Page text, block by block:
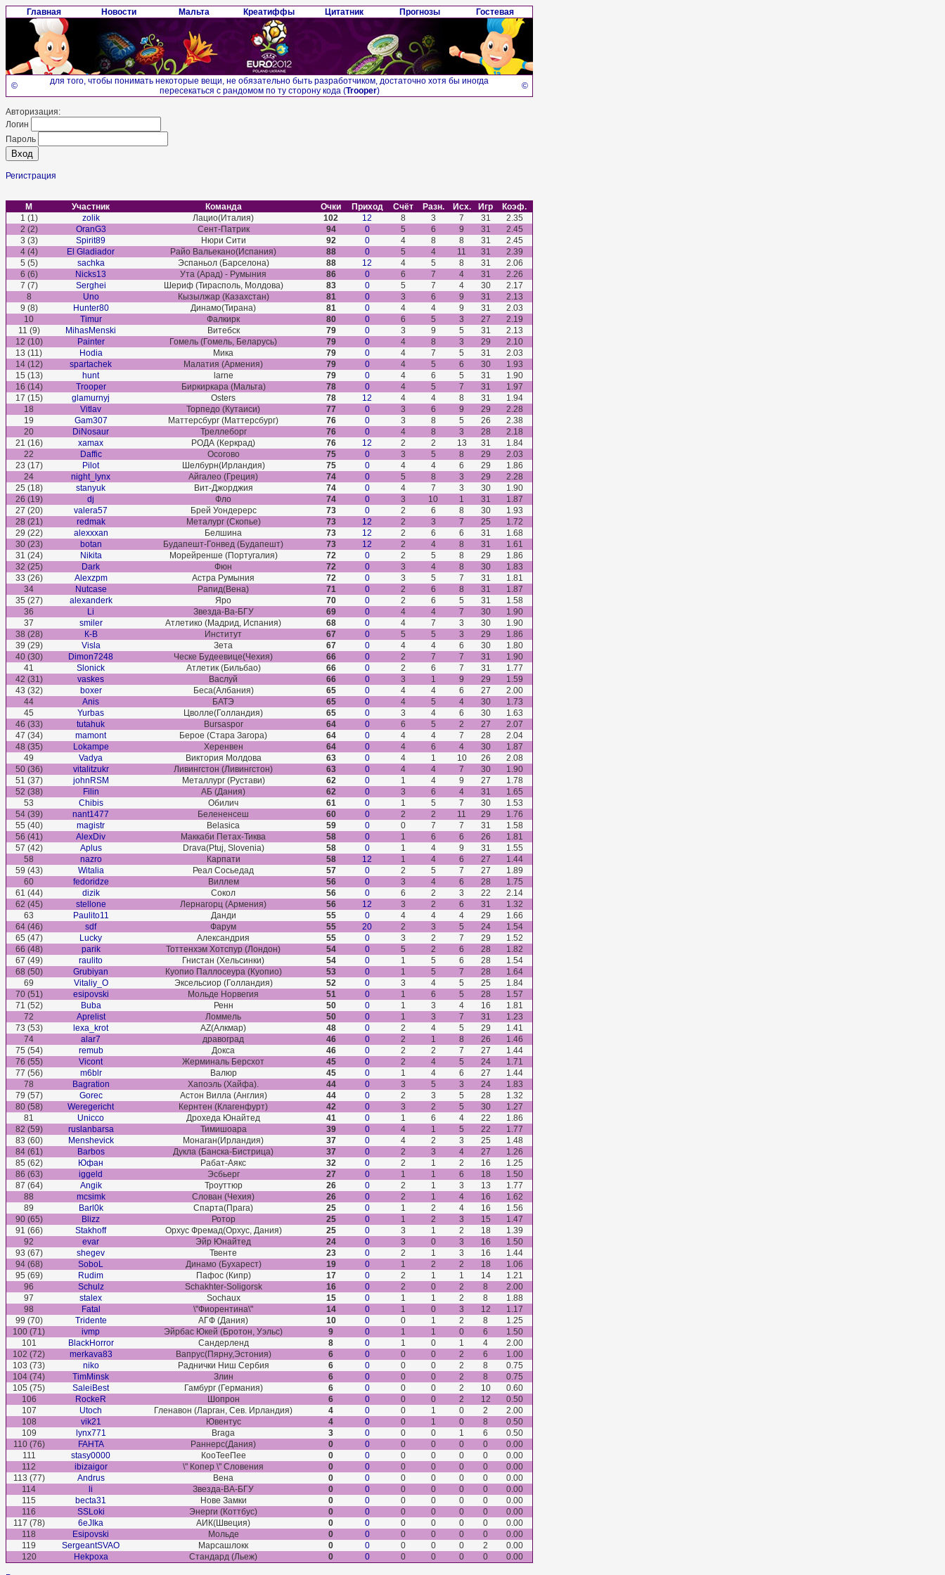
Главная Новости Мальта Креатиффы Цитатник Прогнозы Гостевая
©
для того, чтобы понимать некоторые вещи, не обязательно быть разработчиком, достаточно хотя бы иногда
пересекаться с рандомом по ту сторону кода (Trooper) ©
Авторизация:
Логин
Пароль
Регистрация
М Участник Команда Очки Приход Счёт Разн. Исх. Игр
Коэф.
1 (1)
zolik Лацио(Италия) 102 12 8 3 7 31
2.35
2 (2)
OranG3 Сент-Патрик 94 0 5 6 9 31
2.45
3 (3)
Spirit89 Нюри Сити 92 0 4 8 8 31
2.45
4 (4)
El Gladiador Райо Вальекано(Испания) 88 0 5 4 11 31
2.39
5 (5)
sachka Эспаньол (Барселона) 88 12 4 5 8 31
2.06
6 (6)
Nicks13 Ута (Арад) - Румыния 86 0 6 7 4 31
2.26
7 (7)
Serghei Шериф (Тирасполь, Молдова) 83 0 5 7 4 30
2.17
8
Uno Кызылжар (Казахстан) 81 0 3 6 9 31
2.13
9 (8)
Hunter80 Динамо(Тирана) 81 0 4 4 9 31
2.03
10
Timur Фалкирк 80 0 6 5 3 27
2.19
11 (9)
MihasMenski Витебск 79 0 3 9 5 31
2.13
12 (10)
Painter Гомель (Гомель, Беларусь) 79 0 4 8 3 29
2.10
13 (11)
Hodia Мика 79 0 4 7 5 31
2.03
14 (12)
spartachek Малатия (Армения) 79 0 4 5 6 30
1.93
15 (13)
hunt larne 79 0 4 6 5 31
1.90
16 (14)
Trooper Биркиркара (Мальта) 78 0 4 5 7 31
1.97
17 (15)
glamurnyj Osters 78 12 4 4 8 31
1.94
18
Vitlav Торпедо (Кутаиси) 77 0 3 6 9 29
2.28
19
Gam307 Маттерсбург (Маттерсбург) 76 0 3 8 5 26
2.38
20
DiNosaur Треллеборг 76 0 4 8 3 28
2.18
21 (16)
xamax РОДА (Керкрад) 76 12 2 2 13 31
1.84
22
Daffic Осогово 75 0 3 5 8 29
2.03
23 (17)
Pilot Шелбурн(Ирландия) 75 0 4 4 6 29
1.86
24
night_lynx Айгалео (Греция) 74 0 5 8 3 29
2.28
25 (18)
stanyuk Вит-Джорджия 74 0 4 7 3 30
1.90
26 (19)
dj Фло 74 0 3 10 1 31
1.87
27 (20)
valera57 Брей Уондерерс 73 0 2 6 8 30
1.93
28 (21)
redmak Металург (Скопье) 73 12 2 3 7 25
1.72
29 (22)
alexxxan Белшина 73 12 2 6 6 31
1.68
30 (23)
botan Будапешт-Гонвед (Будапешт) 73 12 2 4 8 31
1.61
31 (24)
Nikita Морейренше (Португалия) 72 0 2 5 8 29
1.86
32 (25)
Dark Фюн 72 0 3 4 8 30
1.83
33 (26)
Alexzpm Астра Румыния 72 0 3 5 7 31
1.81
34
Nutcase Рапид(Вена) 71 0 2 6 8 31
1.87
35 (27)
alexanderk Яро 70 0 2 6 5 31
1.58
36
Li Звезда-Ва-БГУ 69 0 4 4 7 30
1.90
37
smiler Атлетико (Мадрид, Испания) 68 0 4 7 3 30
1.90
38 (28)
К-В Институт 67 0 5 5 3 29
1.86
39 (29)
Visla Зета 67 0 4 4 6 30
1.80
40 (30)
Dimon7248 Ческе Будеевице(Чехия) 66 0 2 7 7 31
1.90
41
Slonick Атлетик (Бильбао) 66 0 2 6 7 31
1.77
42 (31)
vaskes Васлуй 66 0 3 1 9 29
1.59
43 (32)
boxer Беса(Албания) 65 0 4 4 6 27
2.00
44
Anis БАТЭ 65 0 4 5 4 30
1.73
45
Yurbas Цволле(Голландия) 65 0 3 4 6 30
1.63
46 (33)
tutahuk Bursaspor 64 0 6 5 2 27
2.07
47 (34)
mamont Берое (Стара Загора) 64 0 4 4 7 28
2.04
48 (35)
Lokampe Херенвен 64 0 4 6 4 30
1.87
49
Vadya Виктория Молдова 63 0 4 1 10 26
2.08
50 (36)
vitalitzukr Ливингстон (Ливингстон) 63 0 4 4 7 30
1.90
51 (37)
johnRSM Металлург (Рустави) 62 0 1 4 9 27
1.78
52 (38)
Filin АБ (Дания) 62 0 3 6 4 31
1.65
53
Chibis Обилич 61 0 1 5 7 30
1.53
54 (39)
nant1477 Белененсеш 60 0 2 2 11 29
1.76
55 (40)
magistr Belasica 59 0 0 7 7 31
1.58
56 (41)
AlexDiv Маккаби Петах-Тиква 58 0 1 6 6 26
1.81
57 (42)
Aplus Drava(Ptuj, Slovenia) 58 0 1 4 9 31
1.55
58
nazro Карпати 58 12 1 4 6 27
1.44
59 (43)
Witalia Реал Сосьедад 57 0 2 5 7 27
1.89
60
fedoridze Виллем 56 0 3 4 6 28
1.75
61 (44)
dizik Сокол 56 0 6 2 3 22
2.14
62 (45)
stellone Лернагорц (Армения) 56 12 3 2 6 31
1.32
63
Paulito11 Данди 55 0 4 4 4 29
1.66
64 (46)
sdf Фарум 55 20 2 3 5 24
1.54
65 (47)
Lucky Александрия 55 0 3 2 7 29
1.52
66 (48)
parik Тоттенхэм Хотспур (Лондон) 54 0 5 2 6 28
1.82
67 (49)
raulito Гнистан (Хельсинки) 54 0 1 5 6 28
1.54
68 (50)
Grubiyan Куопио Паллосеура (Куопио) 53 0 1 5 7 28
1.64
69
Vitaliy_O Эксельсиор (Голландия) 52 0 3 4 5 25
1.84
70 (51)
esipovski Мольде Норвегия 51 0 1 6 5 28
1.57
71 (52)
Buba Ренн 50 0 1 3 4 16
1.81
72
Aprelist Ломмель 50 0 1 3 7 31
1.23
73 (53)
lexa_krot AZ(Алкмар) 48 0 2 4 5 29
1.41
74
alar7 дравоград 46 0 2 1 8 26
1.46
75 (54)
remub Докса 46 0 2 2 7 27
1.44
76 (55)
Vicont Жерминаль Берсхот 45 0 2 4 5 24
1.71
77 (56)
m6blr Валюр 45 0 1 4 6 27
1.44
78
Bagration Хапоэль (Хайфа). 44 0 3 5 3 24
1.83
79 (57)
Gorec Астон Вилла (Англия) 44 0 2 3 5 28
1.32
80 (58)
Weregericht Кернтен (Клагенфурт) 42 0 3 2 5 30
1.27
81
Unicco Дрохеда Юнайтед 41 0 1 6 4 22
1.86
82 (59)
ruslanbarsa Тимишоара 39 0 4 1 5 22
1.77
83 (60)
Menshevick Монаган(Ирландия) 37 0 4 2 3 25
1.48
84 (61)
Barbos Дукла (Банска-Бистрица) 37 0 2 3 4 27
1.26
85 (62)
Юфан Рабат-Аякс 32 0 2 1 2 16
1.25
86 (63)
iggeld Эсбьерг 27 0 1 1 6 18
1.50
87 (64)
Angik Троуттюр 26 0 2 1 3 13
1.77
88
mcsimk Слован (Чехия) 26 0 2 1 4 16
1.62
89
Barl0k Спарта(Прага) 25 0 1 2 4 16
1.56
90 (65)
Blizz Ротор 25 0 1 2 3 15
1.47
91 (66)
Stakhoff Орхус Фремад(Орхус, Дания) 25 0 3 1 2 18
1.39
92
evar Эйр Юнайтед 24 0 3 0 3 16
1.50
93 (67)
shegev Твенте 23 0 2 1 3 16
1.44
94 (68)
SoboL Динамо (Бухарест) 19 0 1 2 2 18
1.06
95 (69)
Rudim Пафос (Кипр) 17 0 2 1 1 14
1.21
96
Schulz Schakhter-Soligorsk 16 0 2 0 2 8
2.00
97
stalex Sochaux 15 0 1 1 2 8
1.88
98
Fatal \"Фиорентина\" 14 0 1 0 3 12
1.17
99 (70)
Tridente АГФ (Дания) 10 0 0 1 2 8
1.25
100 (71)
ivmp Эйрбас Юкей (Бротон, Уэльс) 9 0 1 1 0 6
1.50
101
BlackHorror Сандерленд 8 0 1 0 1 4
2.00
102 (72)
merkava83 Вапрус(Пярну,Эстония) 6 0 0 0 2 6
1.00
103 (73)
niko Раднички Ниш Сербия 6 0 0 0 2 8
0.75
104 (74)
TimMinsk Злин 6 0 0 0 2 8
0.75
105 (75)
SaleiBest Гамбург (Германия) 6 0 0 0 2 10
0.60
106
RockeR Шопрон 6 0 0 0 2 12
0.50
107
Utoch Гленавон (Ларган, Сев. Ирландия) 4 0 0 1 0 2
2.00
108
vik21 Ювентус 4 0 0 1 0 8
0.50
109
lynx771 Braga 3 0 0 0 1 6
0.50
110 (76)
FAHTA Раннерс(Дания) 0 0 0 0 0 0
0.00
111
stasy0000 КооТееПее 0 0 0 0 0 0
0.00
112
ibizaigor \" Копер \" Словения 0 0 0 0 0 0
0.00
113 (77)
Andrus Вена 0 0 0 0 0 0
0.00
114
li Звезда-ВА-БГУ 0 0 0 0 0 0
0.00
115
becta31 Нове Замки 0 0 0 0 0 0
0.00
116
SSLoki Энерги (Коттбус) 0 0 0 0 0 0
0.00
117 (78)
6eJIka АИК(Швеция) 0 0 0 0 0 0
0.00
118
Esipovski Мольде 0 0 0 0 0 0
0.00
119
SergeantSVAO Марсашлокк 0 0 0 0 0 2
0.00
120
Hekpoxa Стандард (Льеж) 0 0 0 0 0 0 0.00